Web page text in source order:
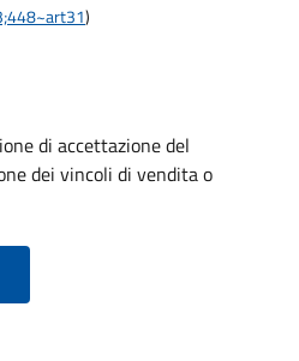
)
di accettazione del
dei vincoli di vendita o